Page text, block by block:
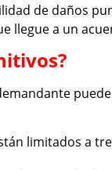
de daños
llegue a un
limitados a